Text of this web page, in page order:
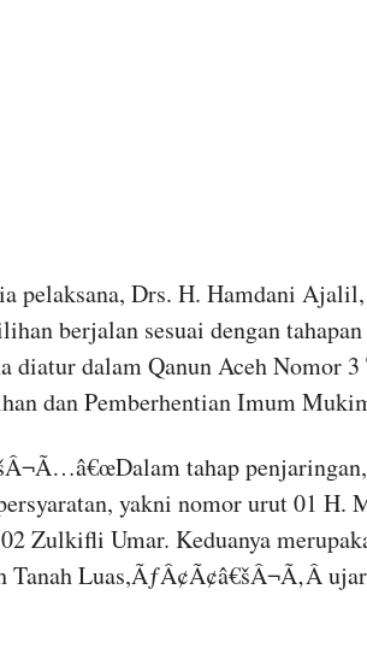
pelaksana, Drs. H. Hamdani
berjalan sesuai dengan
diatur dalam Qanun Aceh Nomor
dan Pemberhentian Imum
tahap
yakni nomor urut 01 H.
Zulkifli Umar. Keduanya
Tanah Luas,ÃƒÂ¢Ã¢â€šÂ¬Ã‚Â